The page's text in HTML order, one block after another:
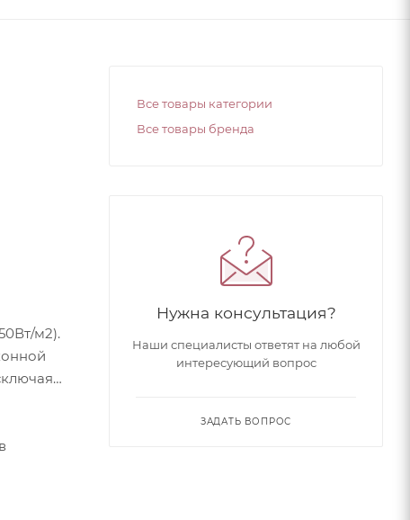
м2).
Все товары категории
Все товары бренда
Нужна консультация?
Наши специалисты ответят на любой
интересующий вопрос
ЗАДАТЬ ВОПРОС